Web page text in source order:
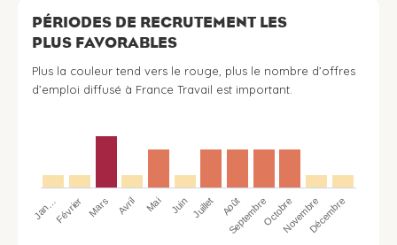
PÉRIODES DE RECRUTEMENT LES
PLUS FAVORABLES
Plus la couleur tend vers le rouge, plus le nombre d’offres
d’emploi diffusé à France Travail est important.
Jan…Février Mars Avril Mai Juin Juillet Août
SeptembreOctobreNovembreDécembre